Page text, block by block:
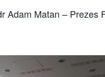
Adam Matan – Prezes